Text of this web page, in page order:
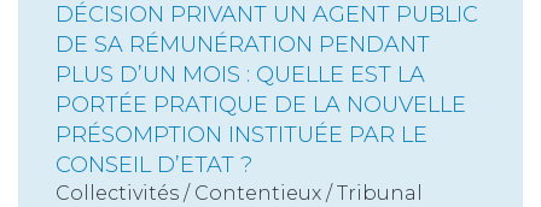
DÉCISION PRIVANT UN AGENT PUBLIC
DE SA RÉMUNÉRATION PENDANT
PLUS D’UN MOIS : QUELLE EST LA
PORTÉE PRATIQUE DE LA NOUVELLE
PRÉSOMPTION INSTITUÉE PAR LE
CONSEIL D’ETAT ?
Collectivités / Contentieux / Tribunal